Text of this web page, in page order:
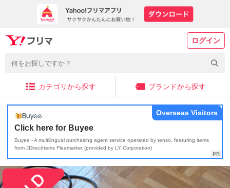
ログイン
カテゴリから探す ブランドから探す
Click here for Buyee
Buyee - A multilingual purchasing agent service operated by tenso, featuring items
from JDirectItems Fleamarket (provided by LY Corporation)
Overseas Visitors